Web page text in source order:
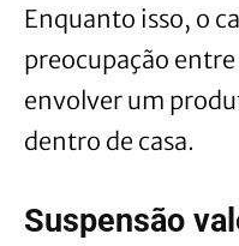
Enquanto isso, o
preocupação
envolver um
dentro de casa.
Suspensão